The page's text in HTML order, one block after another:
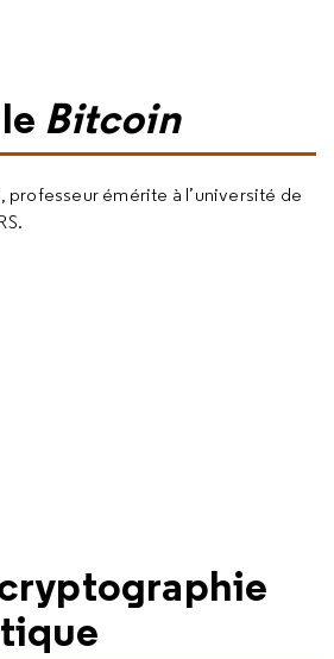
Bitcoin
, professeur émérite à l’université de